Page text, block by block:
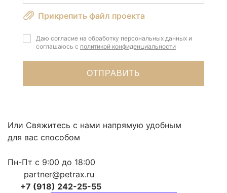
Прикрепить файл проекта
Даю согласие на обработку персональных данных и
соглашаюсь с политикой конфиденциальности
Или Свяжитесь с нами напрямую удобным
для вас способом
Пн-Пт с 9:00 до 18:00
partner@petrax.ru
+7 (918) 242-25-55